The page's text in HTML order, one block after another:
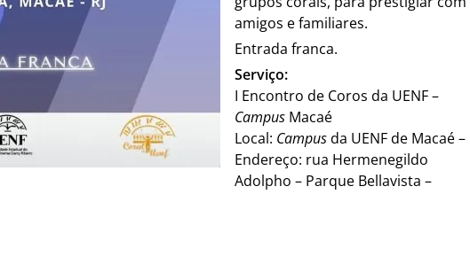
amigos e familiares.
Entrada franca.
Serviço:
I Encontro de Coros da UENF –
Campus Macaé
Local: Campusda UENF de Macaé –
Endereço: rua Hermenegildo
Adolpho – Parque Bellavista –